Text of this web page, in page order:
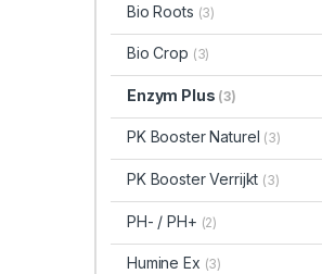
Bio Roots (3)
Bio Crop (3)
Enzym Plus (3)
PK Booster Naturel (3)
PK Booster Verrijkt (3)
PH- / PH+ (2)
Humine Ex (3)